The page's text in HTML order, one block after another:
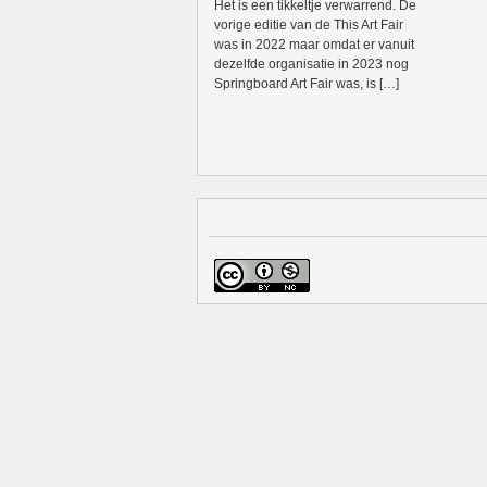
Het is een tikkeltje verwarrend. De
vorige editie van de This Art Fair
was in 2022 maar omdat er vanuit
dezelfde organisatie in 2023 nog
Springboard Art Fair was, is […]